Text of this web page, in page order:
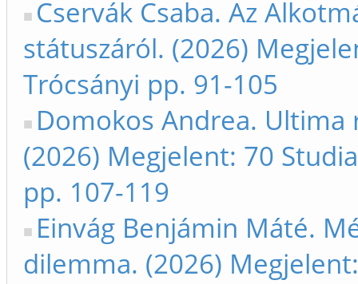
Cservák Csaba. Az
státuszáról. (2026)
Trócsányi pp. 91-105
Domokos Andrea.
(2026) Megjelent: 70
pp. 107-119
Einvág Benjámin Máté.
dilemma. (2026)